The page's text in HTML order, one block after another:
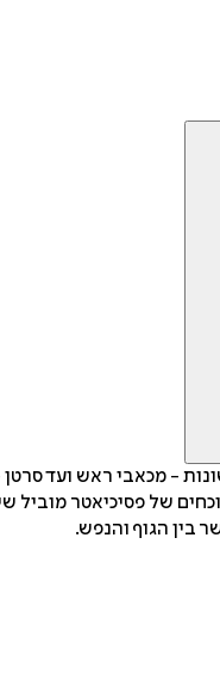
- מכאבי ראש ועד סרטן
של פסיכיאטר מוביל
בין הגוף והנפש.